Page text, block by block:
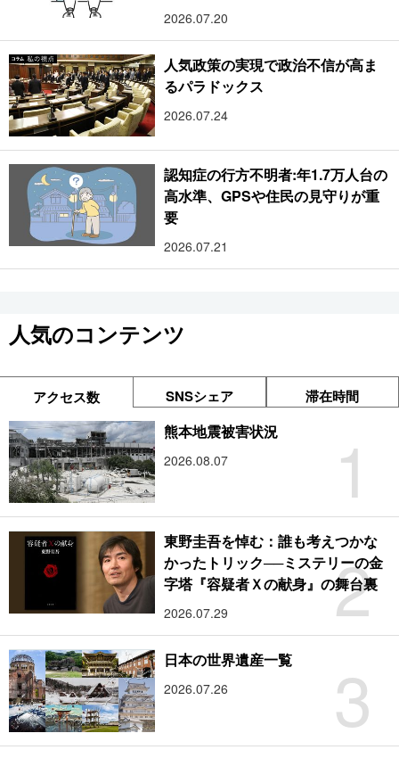
2026.07.20
人気政策の実現で政治不信が高ま
るパラドックス
2026.07.24
認知症の行方不明者:年1.7万人台の
高水準、GPSや住民の見守りが重
要
2026.07.21
人気のコンテンツ
アクセス数 SNSシェア 滞在時間
1
熊本地震被害状況
2026.08.07
2
東野圭吾を悼む：誰も考えつかな
かったトリック──ミステリーの金
字塔『容疑者Ｘの献身』の舞台裏
2026.07.29
3
日本の世界遺産一覧
2026.07.26